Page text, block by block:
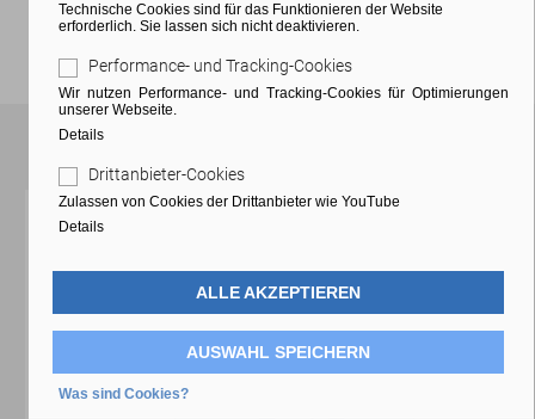
Technische Cookies sind für das Funktionieren der Website
erforderlich. Sie lassen sich nicht deaktivieren.
Performance- und Tracking-Cookies
Wir nutzen Performance- und Tracking-Cookies für Optimierungen
unserer Webseite.
Details
Drittanbieter-Cookies
Zulassen von Cookies der Drittanbieter wie YouTube
Details
ALLE AKZEPTIEREN
AUSWAHL SPEICHERN
Was sind Cookies?